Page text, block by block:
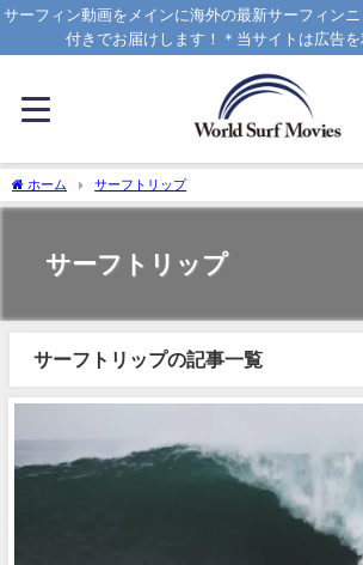
サーフィン動画をメインに海外の最新サーフィン
付きでお届けします！＊当サイトは広告
ホーム サーフトリップ
サーフトリップ
サーフトリップの記事一覧